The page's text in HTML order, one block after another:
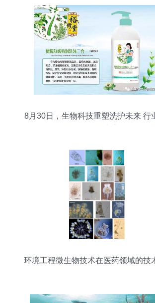
8月30日，生物科技重塑洗护未来 行
环境工程微生物技术在医药领域的技